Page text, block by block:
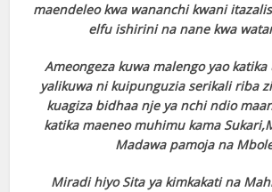
maendeleo kwa wananchi kwani
elfu ishirini na nane kwa
Ameongeza kuwa malengo yao
yalikuwa ni kuipunguzia serikali riba
kuagiza bidhaa nje ya nchi ndio
katika maeneo muhimu kama
Madawa pamoja na
Miradi hiyo Sita ya kimkakati na